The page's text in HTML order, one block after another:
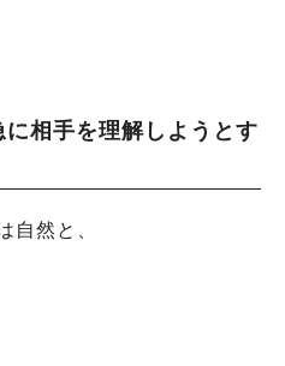
相手を理解しようとす
自然と、